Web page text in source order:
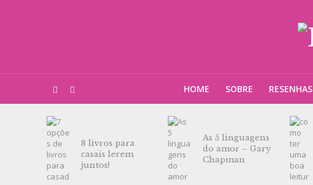
HOME SOBRE RESENHAS
8 livros para
casais lerem
juntos!
As 5 linguagens
do amor – Gary
Chapman